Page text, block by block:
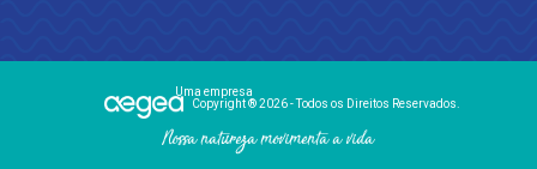
Uma empresa
Copyright ® 2026 - Todos os Direitos Reservados.
Nossa natureza movimenta a vida